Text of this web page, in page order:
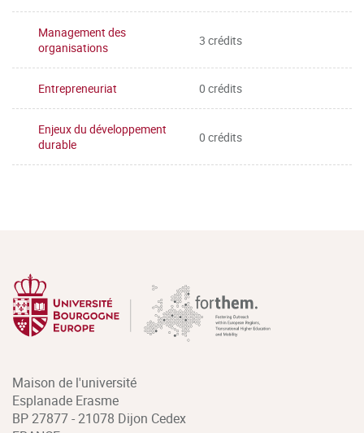
Management des
organisations
3 crédits
Entrepreneuriat 0 crédits
Enjeux du développement
durable
0 crédits
Maison de l'université
Esplanade Erasme
BP 27877 - 21078 Dijon Cedex